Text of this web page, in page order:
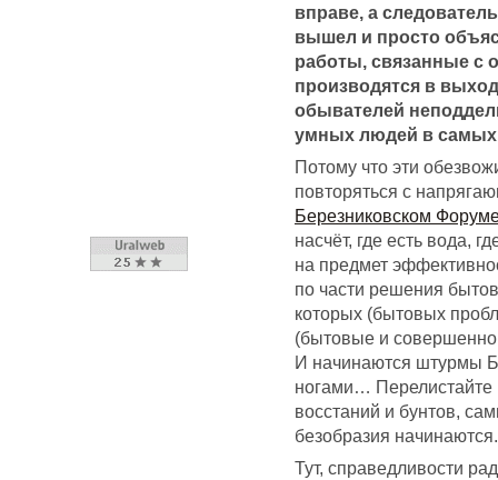
вправе, а
вышел и просто
работы, связанные с
производятся в
обывателей
умных людей в самых
Потому что эти
повторяться с
Березниковском
насчёт, где есть вода,
на предмет
по части решения
которых (бытовых
(бытовые и
И начинаются штурмы
ногами…
восстаний и бунтов,
безобразия начинаются.
Тут, справедливости